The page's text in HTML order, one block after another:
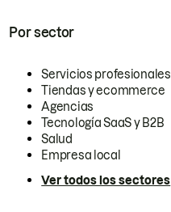
Por sector
Servicios profesionales
Tiendas y ecommerce
Agencias
Tecnología SaaS y B2B
Salud
Empresa local
Ver todos los sectores